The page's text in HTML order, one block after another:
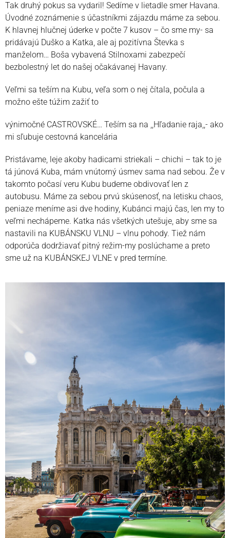
Tak druhý pokus sa vydaril! Sedíme v lietadle smer Havana.
Úvodné zoznámenie s účastníkmi zájazdu máme za sebou.
K hlavnej hlučnej úderke v počte 7 kusov – čo sme my- sa
pridávajú Duško a Katka, ale aj pozitívna Števka s
manželom… Boša vybavená Stilnoxami zabezpečí
bezbolestný let do našej očakávanej Havany.
Veľmi sa teším na Kubu, veľa som o nej čítala, počula a
možno ešte túžim zažiť to
výnimočné CASTROVSKÉ… Teším sa na ,,Hľadanie raja,,- ako
mi sľubuje cestovná kancelária
Pristávame, leje akoby hadicami striekali – chichi – tak to je
tá júnová Kuba, mám vnútorný úsmev sama nad sebou. Že v
takomto počasí veru Kubu budeme obdivovať len z
autobusu. Máme za sebou prvú skúsenosť, na letisku chaos,
peniaze meníme asi dve hodiny, Kubánci majú čas, len my to
veľmi nechápeme. Katka nás všetkých utešuje, aby sme sa
nastavili na KUBÁNSKU VLNU – vlnu pohody. Tiež nám
odporúča dodržiavať pitný režim-my poslúchame a preto
sme už na KUBÁNSKEJ VLNE v pred termíne.